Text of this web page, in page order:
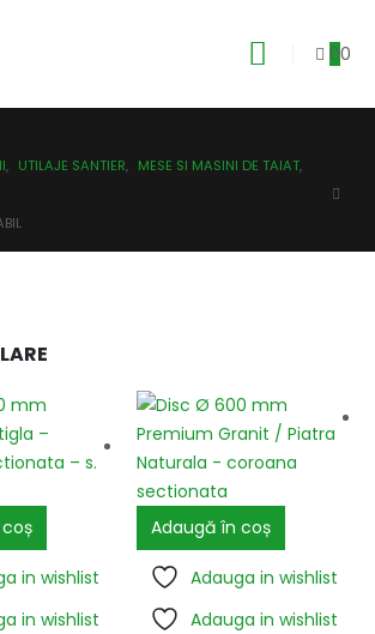
00
, UTILAJE SANTIER, MESE SI MASINI DE TAIAT,
in wishlist
in wishlist
Adaugă în coș
Adauga in wishlist
Adauga in wishlist